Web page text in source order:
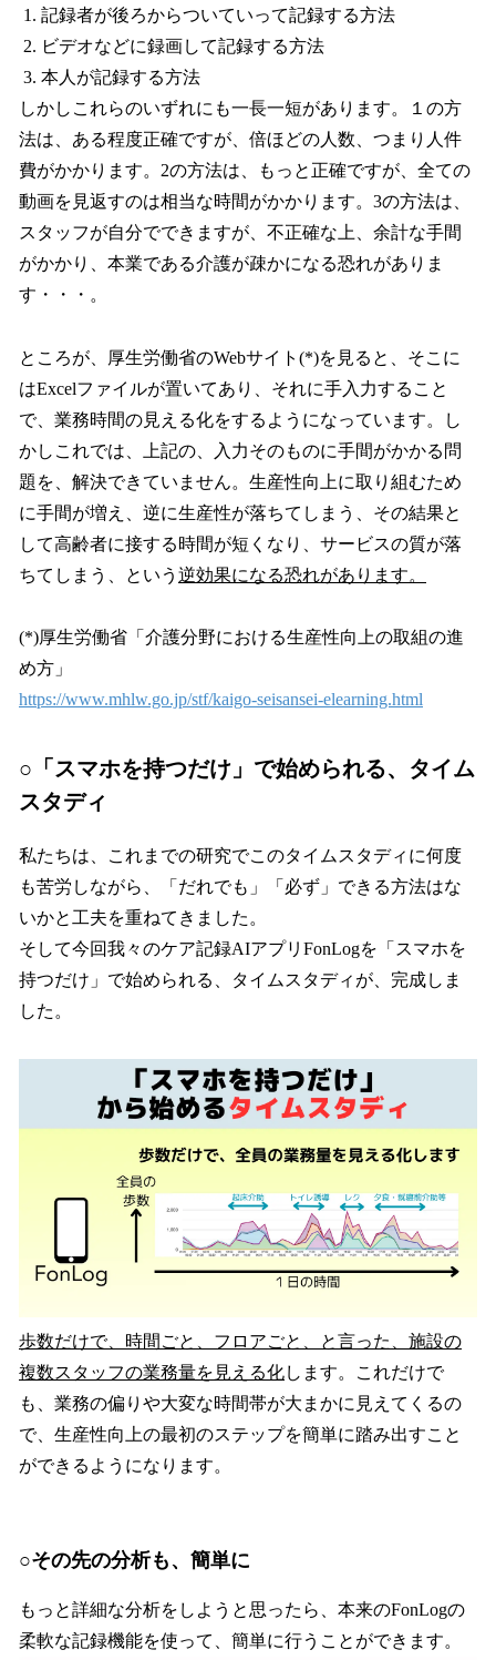
記録者が後ろからついていって記録する方法
ビデオなどに録画して記録する方法
本人が記録する方法
しかしこれらのいずれにも一長一短があります。１の方
法は、ある程度正確ですが、倍ほどの人数、つまり人件
費がかかります。2の方法は、もっと正確ですが、全ての
動画を見返すのは相当な時間がかかります。3の方法は、
スタッフが自分でできますが、不正確な上、余計な手間
がかかり、本業である介護が疎かになる恐れがありま
す・・・。
ところが、厚生労働省のWebサイト(*)を見ると、そこに
はExcelファイルが置いてあり、それに手入力すること
で、業務時間の見える化をするようになっています。し
かしこれでは、上記の、入力そのものに手間がかかる問
題を、解決できていません。生産性向上に取り組むため
に手間が増え、逆に生産性が落ちてしまう、その結果と
して高齢者に接する時間が短くなり、サービスの質が落
ちてしまう、という 逆効果になる恐れがあります。
(*)厚生労働省「介護分野における生産性向上の取組の進
め方」
https://www.mhlw.go.jp/stf/kaigo-seisansei-elearning.html
○「スマホを持つだけ」で始められる、タイム
スタディ
私たちは、これまでの研究でこのタイムスタディに何度
も苦労しながら、「だれでも」「必ず」できる方法はな
いかと工夫を重ねてきました。
そして今回我々のケア記録AIアプリFonLogを「スマホを
持つだけ」で始められる、タイムスタディが、完成しま
した。
歩数だけで、時間ごと、フロアごと、と言った、施設の
複数スタッフの業務量を見える化します。これだけで
も、業務の偏りや大変な時間帯が大まかに見えてくるの
で、生産性向上の最初のステップを簡単に踏み出すこと
ができるようになります。
○その先の分析も、簡単に
もっと詳細な分析をしようと思ったら、本来のFonLogの
柔軟な記録機能を使って、簡単に行うことができます。